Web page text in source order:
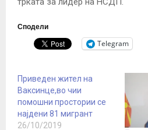
Сподели
Telegram
Приведен жител на
Ваксинце,во чии
помошни простории се
најдени 81 мигрант
26/10/2019